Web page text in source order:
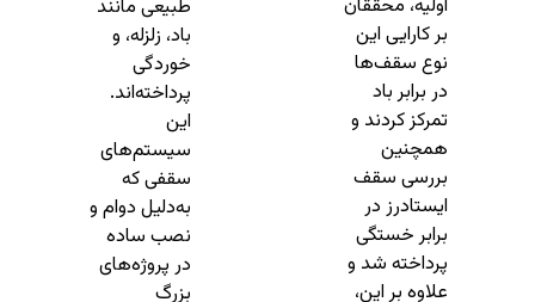
اولیه، محققان
بر کارایی این
نوع سقف‌ها
در برابر باد
تمرکز کردند و
همچنین
بررسی سقف
ایستادرز در
برابر خستگی
پرداخته شد و
علاوه بر این،
طبیعی مانند
باد، زلزله، و
خوردگی
پرداخته‌اند.
این
سیستم‌های
سقفی که
به‌دلیل دوام و
نصب ساده
در پروژه‌های
بزرگ